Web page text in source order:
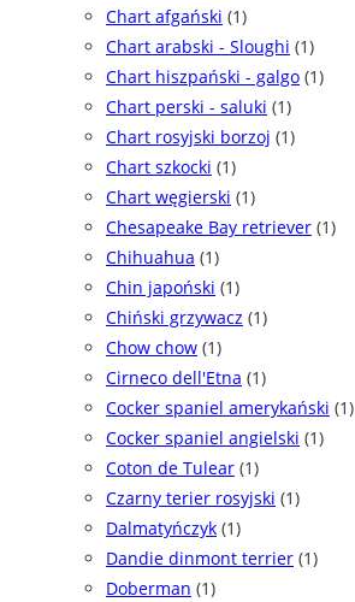
Chart afgański (1)
Chart arabski - Sloughi (1)
Chart hiszpański - galgo (1)
Chart perski - saluki (1)
Chart rosyjski borzoj (1)
Chart szkocki (1)
Chart węgierski (1)
Chesapeake Bay retriever (1)
Chihuahua (1)
Chin japoński (1)
Chiński grzywacz (1)
Chow chow (1)
Cirneco dell'Etna (1)
Cocker spaniel amerykański (1)
Cocker spaniel angielski (1)
Coton de Tulear (1)
Czarny terier rosyjski (1)
Dalmatyńczyk (1)
Dandie dinmont terrier (1)
Doberman (1)